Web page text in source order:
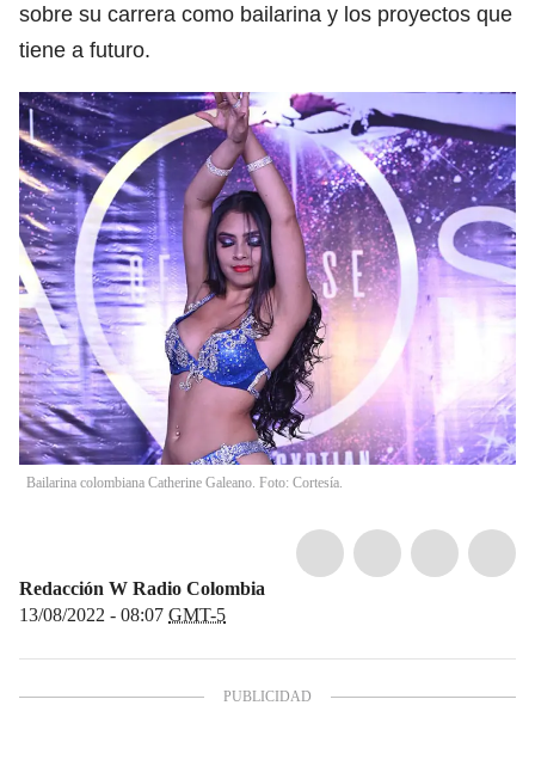
sobre su carrera como bailarina y los proyectos que
tiene a futuro.
Bailarina colombiana Catherine Galeano. Foto: Cortesía.
Redacción W Radio Colombia
13/08/2022 - 08:07 GMT-5